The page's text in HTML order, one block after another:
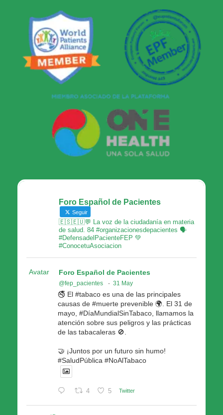
Foro Español de Pacientes
Seguir
🇪🇸🇪🇺💬 La voz de la ciudadanía en materia
de salud. 84 #organizacionesdepacientes 🗣
#DefensadelPacienteFEP 💚
#ConocetuAsociacion
Avatar Foro Español de Pacientes
@fep_pacientes · 31 May
🚭 El #tabaco es una de las principales
causas de #muerte prevenible 🌍. El 31 de
mayo, #DíaMundialSinTabaco, llamamos la
atención sobre sus peligros y las prácticas
de las tabacaleras 🚫.
🤝 ¡Juntos por un futuro sin humo!
#SaludPública #NoAlTabaco
4 5 Twitter